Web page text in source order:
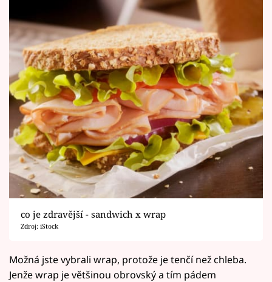
co je zdravější - sandwich x wrap
Zdroj: iStock
Možná jste vybrali wrap, protože je tenčí než chleba.
Jenže wrap je většinou obrovský a tím pádem